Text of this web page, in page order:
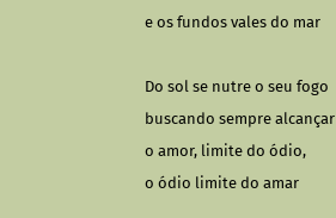
e os fundos vales do mar
Do sol se nutre o seu fogo
buscando sempre alcançar
o amor, limite do ódio,
o ódio limite do amar